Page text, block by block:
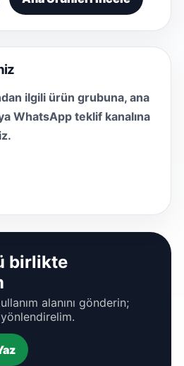
ilgili ürün grubuna, ana
WhatsApp teklif kanalına
birlikte
alanını gönderin;